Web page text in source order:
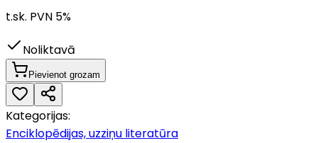
t.sk. PVN 5%
Noliktavā
Pievienot grozam
Kategorijas:
Enciklopēdijas, uzziņu literatūra